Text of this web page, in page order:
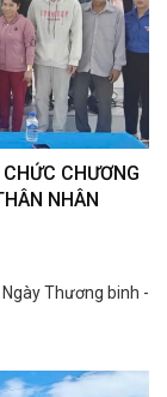
CHƯƠNG
NHÂN
Thương binh -